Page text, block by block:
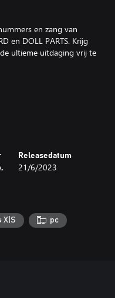
en zang van
en DOLL PARTS. Krijg
ultieme uitdaging vrij te
Releasedatum
21/6/2023
X|S pc